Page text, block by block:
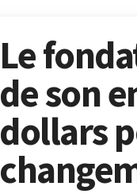
Le
de son
dollars